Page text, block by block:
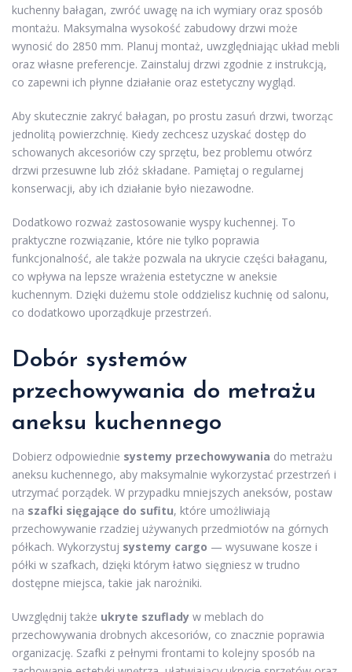
kuchenny bałagan, zwróć uwagę na ich wymiary oraz sposób
montażu. Maksymalna wysokość zabudowy drzwi może
wynosić do 2850 mm. Planuj montaż, uwzględniając układ mebli
oraz własne preferencje. Zainstaluj drzwi zgodnie z instrukcją,
co zapewni ich płynne działanie oraz estetyczny wygląd.
Aby skutecznie zakryć bałagan, po prostu zasuń drzwi, tworząc
jednolitą powierzchnię. Kiedy zechcesz uzyskać dostęp do
schowanych akcesoriów czy sprzętu, bez problemu otwórz
drzwi przesuwne lub złóż składane. Pamiętaj o regularnej
konserwacji, aby ich działanie było niezawodne.
Dodatkowo rozważ zastosowanie wyspy kuchennej. To
praktyczne rozwiązanie, które nie tylko poprawia
funkcjonalność, ale także pozwala na ukrycie części bałaganu,
co wpływa na lepsze wrażenia estetyczne w aneksie
kuchennym. Dzięki dużemu stole oddzielisz kuchnię od salonu,
co dodatkowo uporządkuje przestrzeń.
Dobór systemów
przechowywania do metrażu
aneksu kuchennego
Dobierz odpowiednie systemy przechowywania do metrażu
aneksu kuchennego, aby maksymalnie wykorzystać przestrzeń i
utrzymać porządek. W przypadku mniejszych aneksów, postaw
na szafki sięgające do sufitu, które umożliwiają
przechowywanie rzadziej używanych przedmiotów na górnych
półkach. Wykorzystuj systemy cargo — wysuwane kosze i
półki w szafkach, dzięki którym łatwo sięgniesz w trudno
dostępne miejsca, takie jak narożniki.
Uwzględnij także ukryte szuflady w meblach do
przechowywania drobnych akcesoriów, co znacznie poprawia
organizację. Szafki z pełnymi frontami to kolejny sposób na